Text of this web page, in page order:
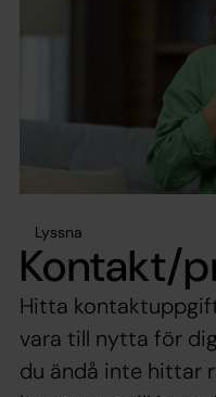
Lyssna
Kontakt/
Hitta
vara till nytta för
du ändå inte hittar